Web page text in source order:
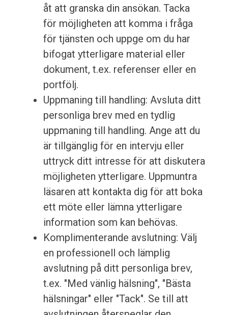
åt att granska din ansökan. Tacka
för möjligheten att komma i fråga
för tjänsten och uppge om du har
bifogat ytterligare material eller
dokument, t.ex. referenser eller en
portfölj.
Uppmaning till handling: Avsluta ditt
personliga brev med en tydlig
uppmaning till handling. Ange att du
är tillgänglig för en intervju eller
uttryck ditt intresse för att diskutera
möjligheten ytterligare. Uppmuntra
läsaren att kontakta dig för att boka
ett möte eller lämna ytterligare
information som kan behövas.
Komplimenterande avslutning: Välj
en professionell och lämplig
avslutning på ditt personliga brev,
t.ex. "Med vänlig hälsning", "Bästa
hälsningar" eller "Tack". Se till att